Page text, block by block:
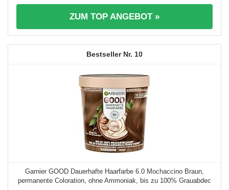
ZUM TOP ANGEBOT »
10
Garnier GOOD Dauerhafte Haarfarbe 6.0 Mochaccino Braun,
permanente Coloration, ohne Ammoniak, bis zu 100% Grauabdec